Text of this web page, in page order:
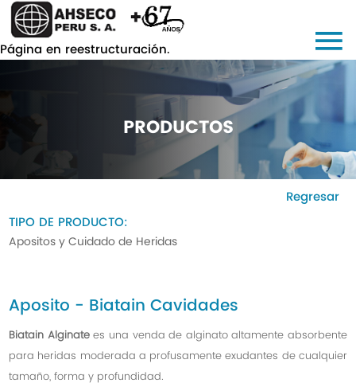
Página en reestructuración.
PRODUCTOS
TIPO DE PRODUCTO:
Apositos y Cuidado de Heridas
Regresar
Aposito - Biatain Cavidades
Biatain Alginatees una venda de alginato altamente absorbente
para heridas moderada a profusamente exudantes de cualquier
tamaño, forma y profundidad.